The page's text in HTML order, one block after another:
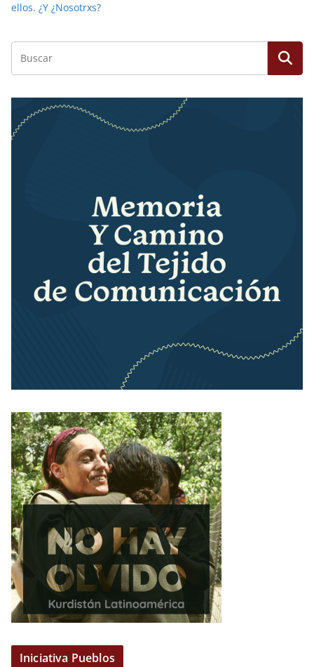
ellos. ¿Y ¿Nosotrxs?
Iniciativa Pueblos